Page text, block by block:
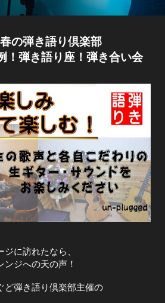
の弾き語り倶楽部
！弾き語り座！弾き合い会
に訪れたなら、
ジへの天の声！
ど弾き語り倶楽部主催の